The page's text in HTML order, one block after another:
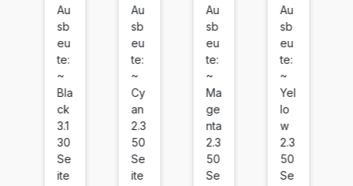
r
ko
m
pa
tib
el
fü
r
C
an
Au
sb
eu
te:
~
Bla
ck
3.1
30
Se
ite
r
ko
m
pa
tib
el
fü
r
C
an
Au
sb
eu
te:
~
Cy
an
2.3
50
Se
ite
r
ko
m
pa
tib
el
fü
r
C
an
Au
sb
eu
te:
~
Ma
ge
nta
2.3
50
Se
r
ko
m
pa
tib
el
fü
r
C
an
Au
sb
eu
te:
~
Yel
lo
w
2.3
50
Se